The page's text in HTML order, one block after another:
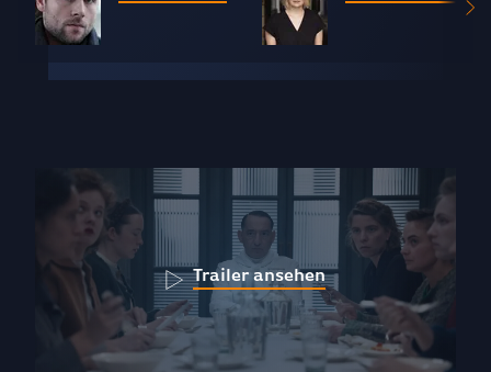
Trailer ansehen